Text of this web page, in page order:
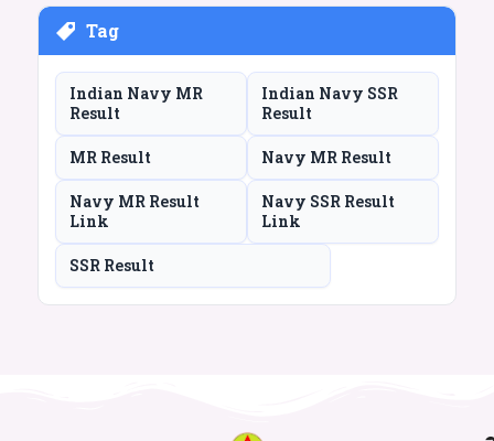
Tag
Indian Navy MR
Result
Indian Navy SSR
Result
MR Result Navy MR Result
Navy MR Result
Link
Navy SSR Result
Link
SSR Result